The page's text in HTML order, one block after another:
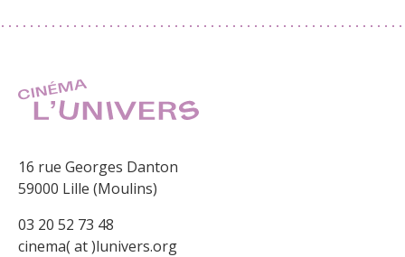
16 rue Georges Danton
59000 Lille (Moulins)
03 20 52 73 48
cinema( at )lunivers.org